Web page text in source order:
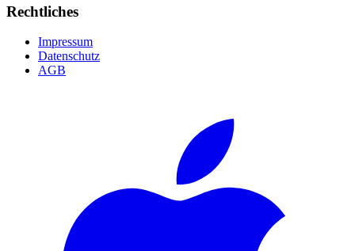
Rechtliches
Impressum
Datenschutz
AGB